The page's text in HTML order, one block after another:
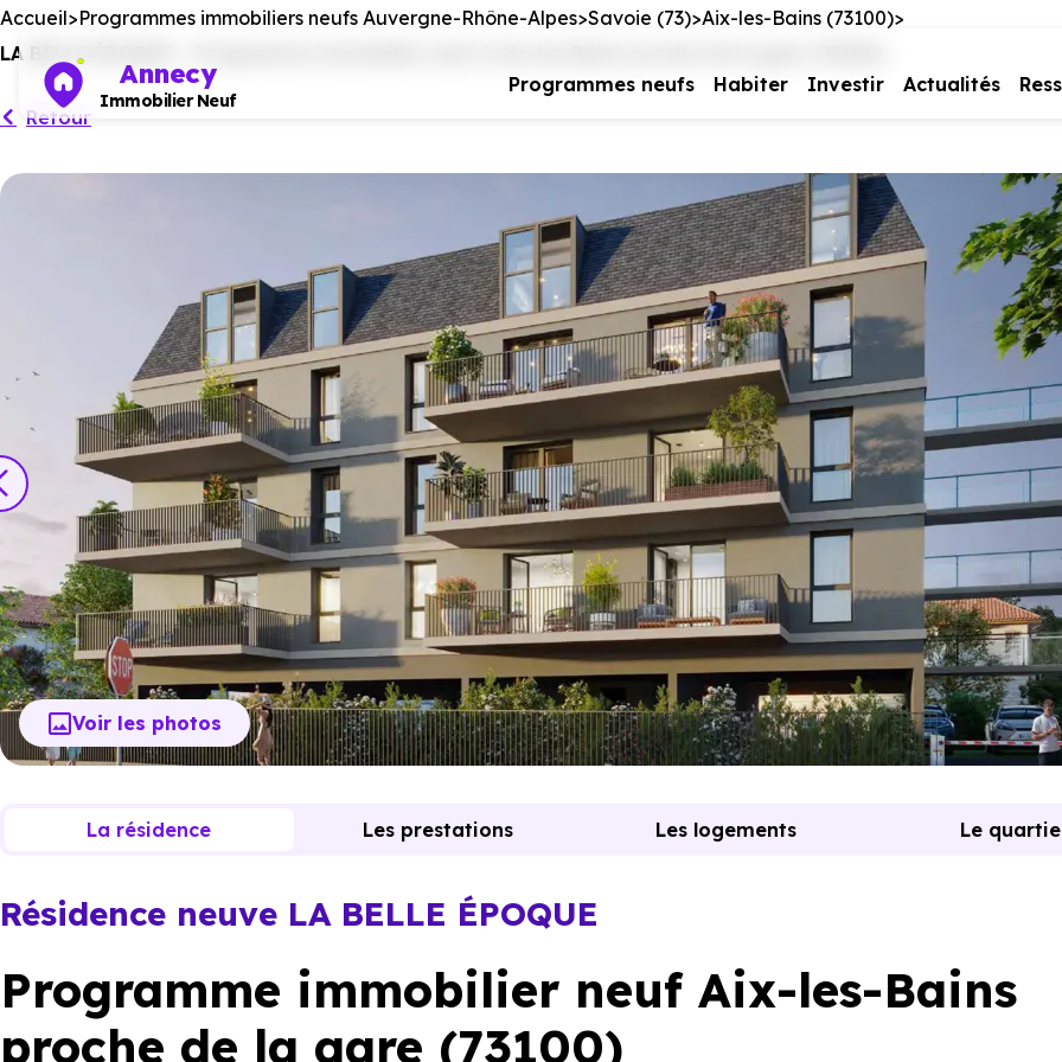
Annecy
Immobilier Neuf
Programmes neufs Habiter Investir Actualités
Accueil Programmes immobiliers neufs Auvergne-Rhône-Alpes Savoie (73) Aix-les-Bains (73100)
LA BELLE ÉPOQUE - Programme immobilier neuf à Aix-les-Bains proche de la gare (73100)
Retour
Voir les photos
Résidence neuve LA BELLE ÉPOQUE
Programme immobilier neuf Aix-les-Bains
proche de la gare (73100)
La résidence Les prestations Les logements Le